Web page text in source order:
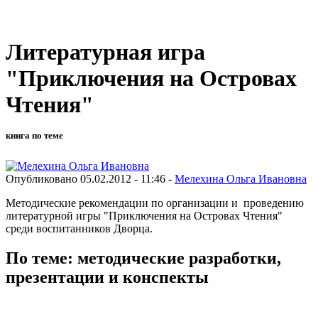
Литературная игра
"Приключения на Островах
Чтения"
книга по теме
Опубликовано 05.02.2012 - 11:46 - Мелехина Ольга Ивановна
Методические рекомендации по организации и проведению
литературной игры "Приключения на Островах Чтения"
среди воспитанников Дворца.
По теме: методические разработки,
презентации и конспекты